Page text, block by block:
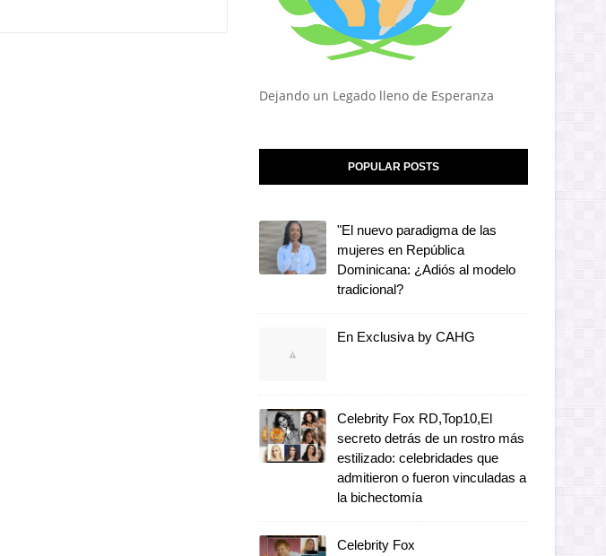
Dejando un Legado lleno de Esperanza
POPULAR POSTS
"El nuevo paradigma de las
mujeres en República
Dominicana: ¿Adiós al modelo
tradicional?
En Exclusiva by CAHG
Celebrity Fox RD,Top10,El
secreto detrás de un rostro más
estilizado: celebridades que
admitieron o fueron vinculadas a
la bichectomía
Celebrity Fox